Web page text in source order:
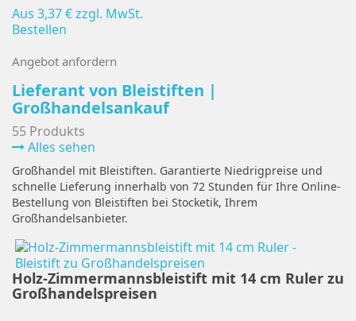
Aus 3,37 €zzgl. MwSt.
Bestellen
Angebot anfordern
Lieferant von Bleistiften |
Großhandelsankauf
55 Produkts
Alles sehen
Großhandel mit Bleistiften. Garantierte Niedrigpreise und
schnelle Lieferung innerhalb von 72 Stunden für Ihre Online-
Bestellung von Bleistiften bei Stocketik, Ihrem
Großhandelsanbieter.
Holz-Zimmermannsbleistift mit 14 cm Ruler zu
Großhandelspreisen